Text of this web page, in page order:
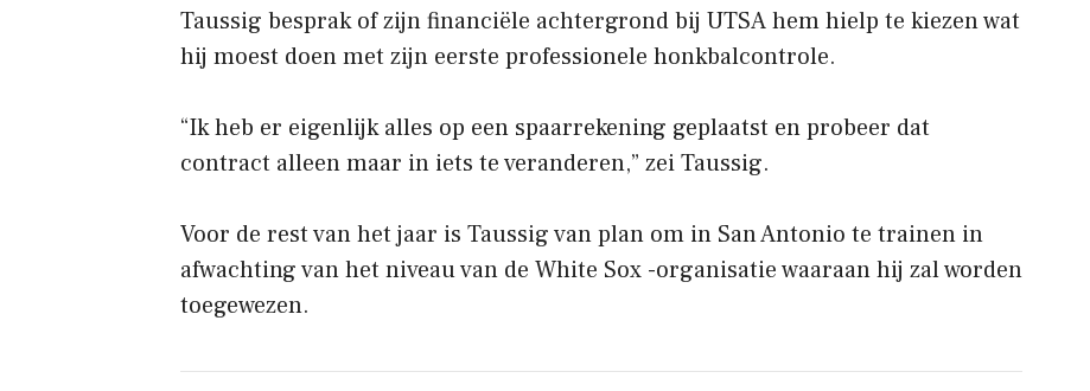
Taussig besprak of zijn financiële achtergrond bij UTSA hem hielp te kiezen wat
hij moest doen met zijn eerste professionele honkbalcontrole.
“Ik heb er eigenlijk alles op een spaarrekening geplaatst en probeer dat
contract alleen maar in iets te veranderen,” zei Taussig.
Voor de rest van het jaar is Taussig van plan om in San Antonio te trainen in
afwachting van het niveau van de White Sox -organisatie waaraan hij zal worden
toegewezen.